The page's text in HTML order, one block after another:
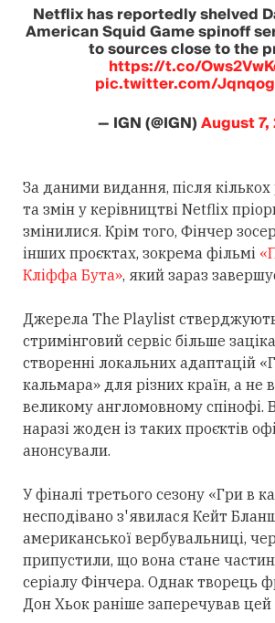
Netflix has reportedly shelved
American Squid Game spinoff
to sources close to the
https://t.co/
pic.twitter.com/
— IGN (@IGN)August
За даними видання, після кількох
та змін у керівництві Netflix
змінилися. Крім того, Фінчер
інших проєктах, зокрема фільмі
Кліффа Бута», який зараз
Джерела The Playlist
стримінговий сервіс більше
створенні локальних адаптацій
кальмара» для різних країн, а не
великому англомовному спінофі.
наразі жоден із таких проєктів
анонсували.
У фіналі третього сезону «Гри в
несподівано з'явилася Кейт
американської вербувальниці,
припустили, що вона стане
серіалу Фінчера. Однак творець
Дон Хьок раніше заперечував цей